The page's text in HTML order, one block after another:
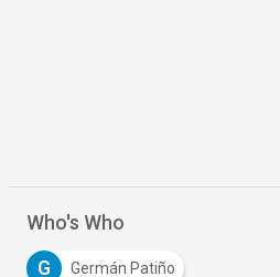
Who's Who
G Germán Patiño